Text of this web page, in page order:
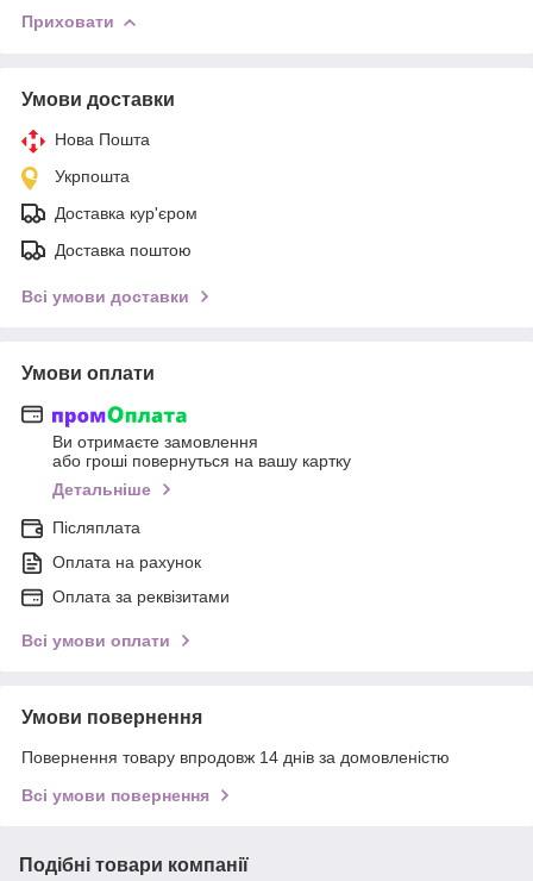
Приховати
Умови доставки
Нова Пошта
Укрпошта
Доставка кур'єром
Доставка поштою
Всі умови доставки
Умови оплати
Ви отримаєте замовлення
або гроші повернуться на вашу картку
Детальніше
Післяплата
Оплата на рахунок
Оплата за реквізитами
Всі умови оплати
Умови повернення
Повернення товару впродовж 14 днів за домовленістю
Всі умови повернення
Подібні товари компанії